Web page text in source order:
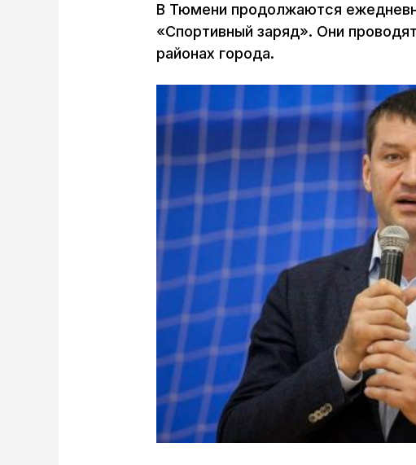
В Тюмени продолжаются
«Спортивный заряд». Они
районах города.